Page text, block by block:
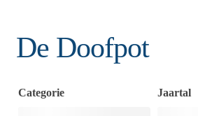
De Doofpot
Categorie Jaartal